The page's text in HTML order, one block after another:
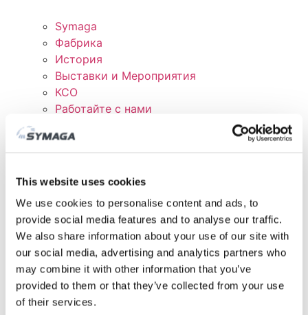
This website uses cookies
We use cookies to personalise content and ads, to
provide social media features and to analyse our traffic.
We also share information about your use of our site with
our social media, advertising and analytics partners who
may combine it with other information that you’ve
provided to them or that they’ve collected from your use
of their services.
Symaga
Фабрика
История
Выставки и Мероприятия
КСО
Работайте с нами
СКАЧАТЬ